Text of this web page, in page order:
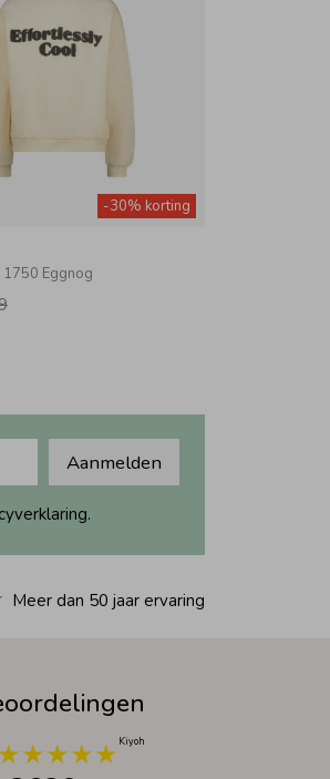
-30% korting
1750 Eggnog
Aanmelden
Meer dan 50 jaar ervaring